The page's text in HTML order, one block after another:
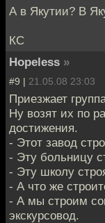
А в Якутии? В
КС
Hopeless »
#9 | 21.05.08 23:03
Приезжает
Ну возят их по
достижения.
- Этот завод
- Эту больницу
- Эту школу
- А что же
- А мы строим
экскурсовод.